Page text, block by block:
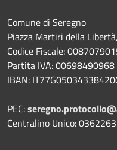
Comune di Seregno
Piazza Martiri della
Codice Fiscale:
Partita IVA: 00698490968
IBAN:
PEC:
Centralino Unico: